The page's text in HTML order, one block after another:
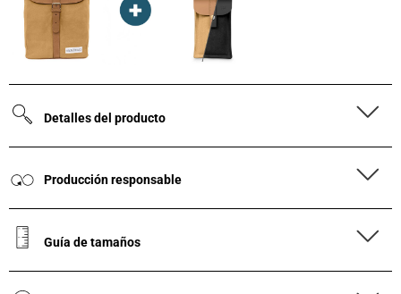
Detalles del producto
Producción responsable
Guía de tamaños